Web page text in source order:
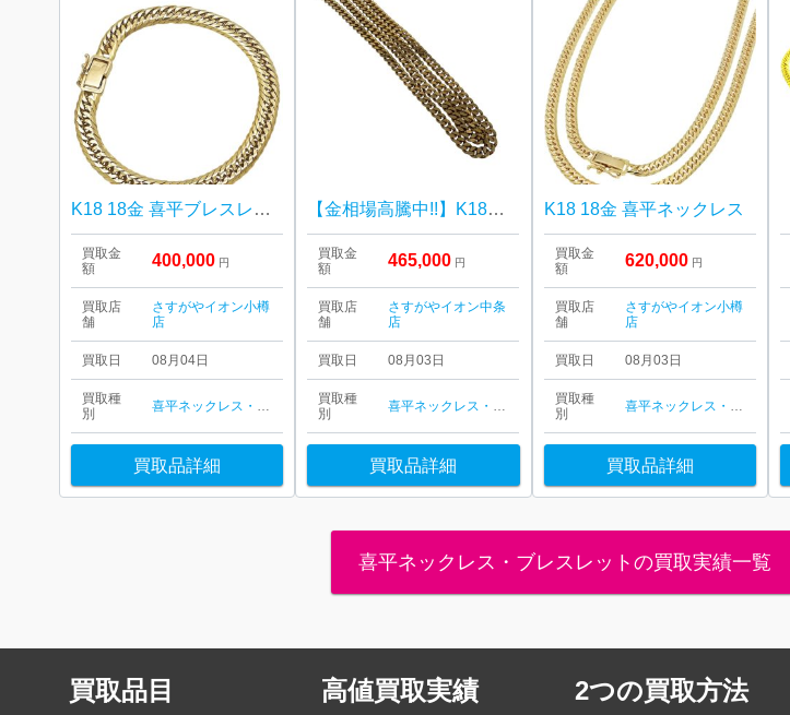
K18 18金 喜平ブレスレット
買取金
額
400,000 円
買取店
舗
さすがやイオン小樽
店
買取日 08月04日
買取種
別
喜平ネックレス・ブレスレット
買取品詳細
【金相場高騰中!!】K18 18金 喜平ネックレス
買取金
額
465,000 円
買取店
舗
さすがやイオン中条
店
買取日 08月03日
買取種
別
喜平ネックレス・ブレスレット
買取品詳細
K18 18金 喜平ネックレス
買取金
額
620,000 円
買取店
舗
さすがやイオン小樽
店
買取日 08月03日
買取種
別
喜平ネックレス・ブレスレット
買取品詳細
喜平ネックレス・ブレスレットの買取実績一覧
買取品目 高値買取実績 2つの買取方法